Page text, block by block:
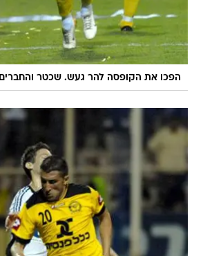
הפכו את הקופסה להר געש. שכטר והחברים